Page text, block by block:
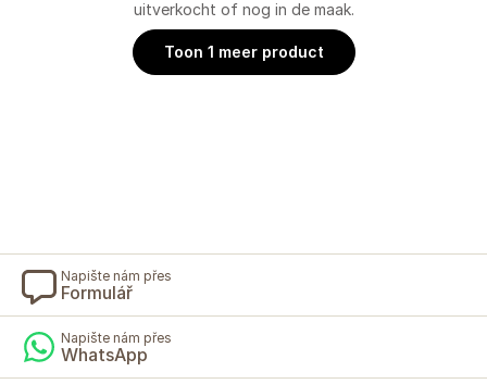
uitverkocht of nog in de maak.
Toon 1 meer product
Napište nám přes
Formulář
Napište nám přes
WhatsApp